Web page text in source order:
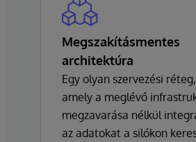
Megszakításmentes
architektúra
Egy olyan szervezési réteg,
amely a meglévő
megzavarása nélkül
az adatokat a silókon